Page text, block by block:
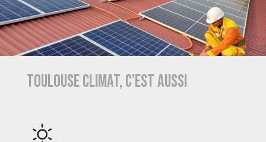
Toulouse Climat, c’est aussi